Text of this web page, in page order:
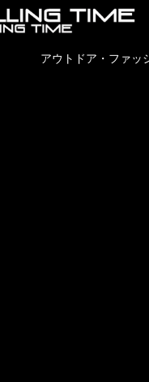
アウトドア・ファッ